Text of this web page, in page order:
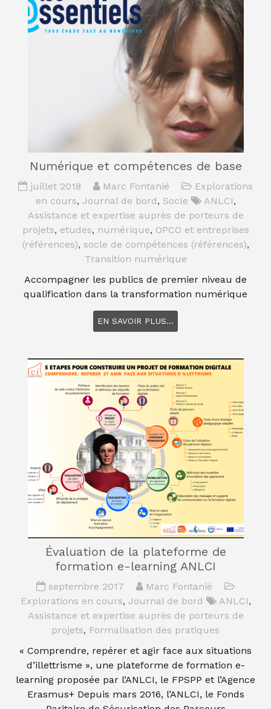
Numérique et compétences de base
juillet 2018 Marc Fontanié
Explorations
en cours, Journal de bord, Socle ANLCI,
Assistance et expertise auprès de porteurs de
projets, etudes, numérique, OPCO et entreprises
(références), socle de compétences (références),
Transition numérique
Accompagner les publics de premier niveau de
qualification dans la transformation numérique
EN SAVOIR PLUS...
Évaluation de la plateforme de
formation e-learning ANLCI
septembre 2017
Marc Fontanié
Explorations en cours, Journal de bord ANLCI,
Assistance et expertise auprès de porteurs de
projets, Formalisation des pratiques
« Comprendre, repérer et agir face aux situations
d’illettrisme », une plateforme de formation e-
learning proposée par l’ANLCI, le FPSPP et l’Agence
Erasmus+ Depuis mars 2016, l’ANLCI, le Fonds